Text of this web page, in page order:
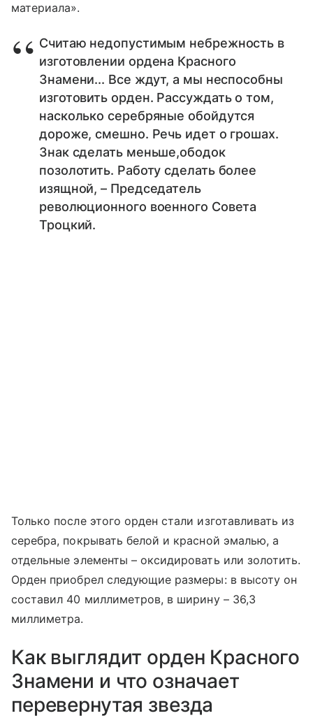
материала».
Считаю недопустимым небрежность в
изготовлении ордена Красного
Знамени... Все ждут, а мы неспособны
изготовить орден. Рассуждать о том,
насколько серебряные обойдутся
дороже, смешно. Речь идет о грошах.
Знак сделать меньше,ободок
позолотить. Работу сделать более
изящной, – Председатель
революционного военного Совета
Троцкий.
Только после этого орден стали изготавливать из
серебра, покрывать белой и красной эмалью, а
отдельные элементы – оксидировать или золотить.
Орден приобрел следующие размеры: в высоту он
составил 40 миллиметров, в ширину – 36,3
миллиметра.
Как выглядит орден Красного
Знамени и что означает
перевернутая звезда